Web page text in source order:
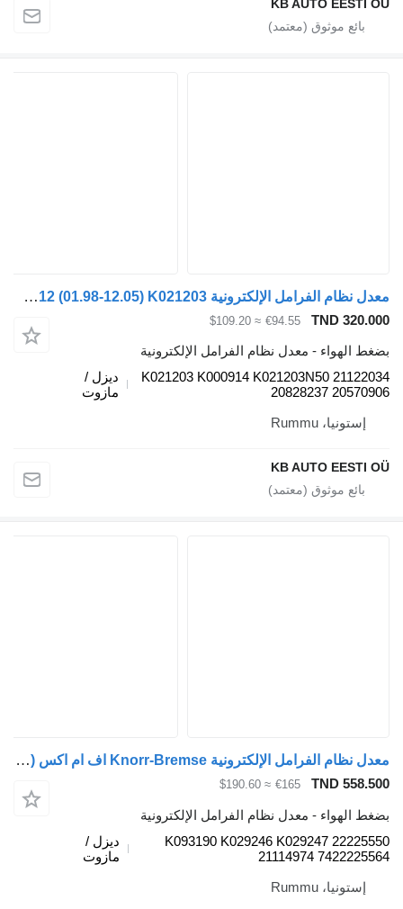
KB AUTO EESTI
معدل نظام الفرامل الإلكترونية Knorr-Bremse FM12 (01.98-12.05) K021203 لـ الشاحنات Volvo FM7-FM12, FM, FMX (1998-2014)
TND
€94.55
≈ $109.20
الهواء - معدل نظام الفرامل الإلكترونية
K021203 K000914 K021203N50
20828237
ديزل /
مازوت
إستونيا، Rummu
KB AUTO EESTI
معدل نظام الفرامل الإلكترونية Knorr-Bremse اف ام اكس (01.12-) K093190 لـ الشاحنات Volvo FM7-FM12, FM, FMX (1998-2014)
TND
€165
≈ $190.60
الهواء - معدل نظام الفرامل الإلكترونية
K093190 K029246 K029247
21114974
ديزل /
مازوت
إستونيا، Rummu